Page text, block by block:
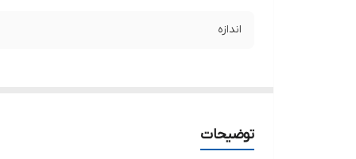
اندازه
توضیحات